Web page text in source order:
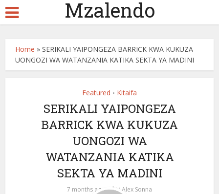
Mzalendo
Home »SERIKALI YAIPONGEZA BARRICK KWA KUKUZA
UONGOZI WA WATANZANIA KATIKA SEKTA YA MADINI
Featured • Kitaifa
SERIKALI YAIPONGEZA
BARRICK KWA KUKUZA
UONGOZI WA
WATANZANIA KATIKA
SEKTA YA MADINI
7 months ago by Alex Sonna